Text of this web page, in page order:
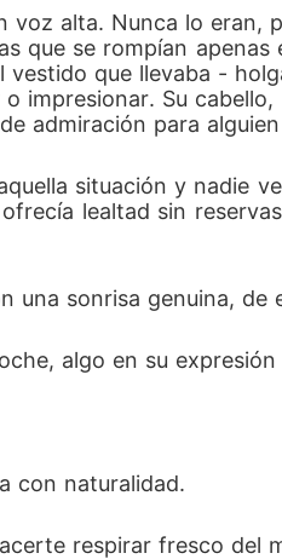
voz alta. Nunca lo
que se rompían
que llevaba -
impresionar. Su
admiración para
situación y nadie
lealtad sin
una sonrisa genuina, de
algo en su expresión
con naturalidad.
respirar fresco del